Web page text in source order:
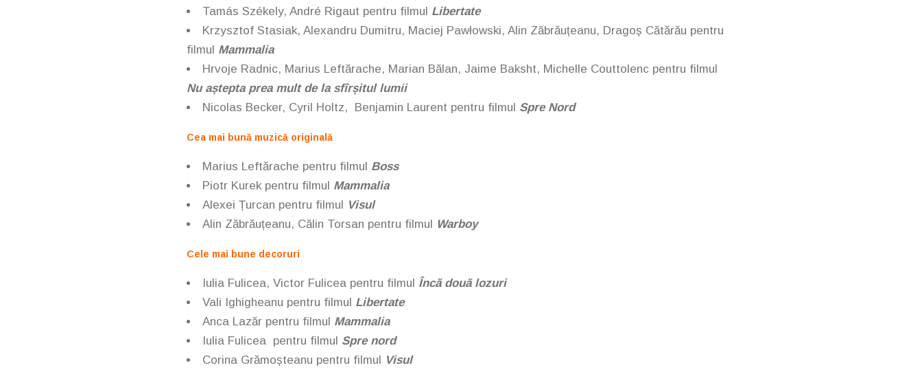
Tamás Székely, André Rigaut pentru filmul Libertate
Krzysztof Stasiak, Alexandru Dumitru, Maciej Pawłowski, Alin Zăbrăuțeanu, Dragoș Cătărău pentru
filmul Mammalia
Hrvoje Radnic, Marius Leftărache, Marian Bălan, Jaime Baksht, Michelle Couttolenc pentru filmul
Nu aștepta prea mult de la sfîrșitul lumii
Nicolas Becker, Cyril Holtz, Benjamin Laurent pentru filmul Spre Nord
Cea mai bună muzică originală
Marius Leftărache pentru filmul Boss
Piotr Kurek pentru filmul Mammalia
Alexei Țurcan pentru filmul Visul
Alin Zăbrăuțeanu, Călin Torsan pentru filmul Warboy
Cele mai bune decoruri
Iulia Fulicea, Victor Fulicea pentru filmul Încă două lozuri
Vali Ighigheanu pentru filmul Libertate
Anca Lazăr pentru filmul Mammalia
Iulia Fulicea pentru filmul Spre nord
Corina Grămoșteanu pentru filmul Visul